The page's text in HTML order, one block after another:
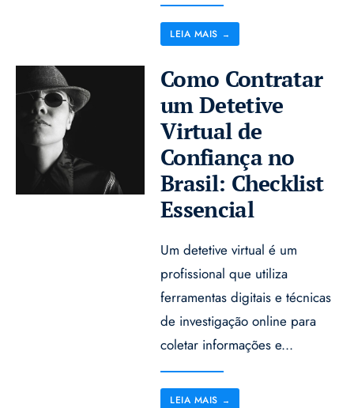
LEIA MAIS →
Como Contratar
um Detetive
Virtual de
Confiança no
Brasil: Checklist
Essencial
Um detetive virtual é um
profissional que utiliza
ferramentas digitais e técnicas
de investigação online para
coletar informações e...
LEIA MAIS →